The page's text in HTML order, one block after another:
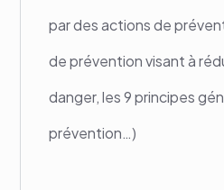
par des actions de
de prévention visant à
danger, les 9 principes
prévention…)